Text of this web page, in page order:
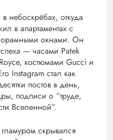
небоскрёбах, откуда
в апартаментах с
окнами. Он
— часами Patek
костюмами Gucci и
Instagram стал как
постов в день,
подписи о “труде,
Вселенной”.
скрывался